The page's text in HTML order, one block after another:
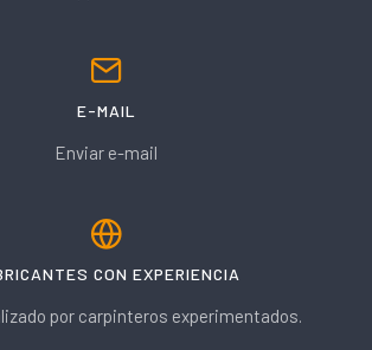
E-MAIL
Enviar e-mail
CON EXPERIENCIA
por carpinteros experimentados.